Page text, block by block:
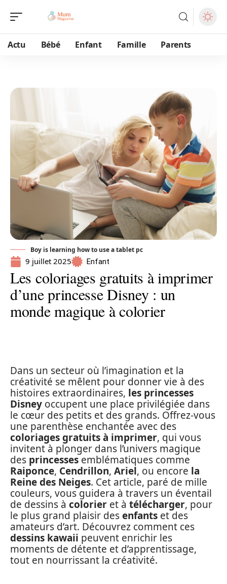
Actu Bébé Enfant Famille Parents
Boy is learning how to use a tablet pc
9 juillet 2025 Enfant
Les coloriages gratuits à imprimer
d’une princesse Disney : un
monde magique à colorier
Dans un secteur où l’imagination et la
créativité se mêlent pour donner vie à des
histoires extraordinaires, les princesses
Disney occupent une place privilégiée dans
le cœur des petits et des grands. Offrez-vous
une parenthèse enchantée avec des
coloriages gratuits à imprimer, qui vous
invitent à plonger dans l’univers magique
des princesses emblématiques comme
Raiponce, Cendrillon, Ariel, ou encore la
Reine des Neiges. Cet article, paré de mille
couleurs, vous guidera à travers un éventail
de dessins à colorier et à télécharger, pour
le plus grand plaisir desenfants et des
amateurs d’art. Découvrez comment ces
dessins kawaii peuvent enrichir les
moments de détente et d’apprentissage,
tout en nourrissant la créativité.